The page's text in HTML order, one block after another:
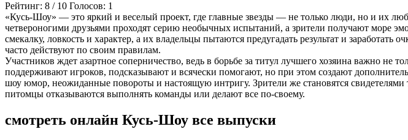
Рейтинг: 8 / 10 Голосов: 1
«Кусь-Шоу» — это яркий и веселый проект, где главные звезды — не только люди, но и их
четвероногими друзьями проходят серию необычных испытаний, а зрители получают море
смекалку, ловкость и характер, а их владельцы пытаются предугадать результат и
часто действуют по своим правилам.
Участников ждет азартное соперничество, ведь в борьбе за титул лучшего хозяина важно
поддерживают игроков, подсказывают и всячески помогают, но при этом создают
шоу юмор, неожиданные повороты и настоящую интригу. Зрители же становятся
питомцы отказываются выполнять команды или делают все по-своему.
смотреть онлайн Кусь-Шоу все выпуски